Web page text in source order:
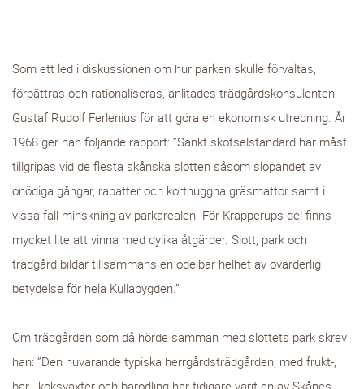
Som ett led i diskussionen om hur parken skulle förvaltas,
förbättras och rationaliseras, anlitades trädgårdskonsulenten
Gustaf Rudolf Ferlenius för att göra en ekonomisk utredning. År
1968 ger han följande rapport: ”Sänkt skötselstandard har måst
tillgripas vid de flesta skånska slotten såsom slopandet av
onödiga gångar, rabatter och korthuggna gräsmattor samt i
vissa fall minskning av parkarealen. För Krapperups del finns
mycket lite att vinna med dylika åtgärder. Slott, park och
trädgård bildar tillsammans en odelbar helhet av ovärderlig
betydelse för hela Kullabygden.”
Om trädgården som då hörde samman med slottets park skrev
han: ”Den nuvarande typiska herrgårdsträdgården, med frukt-,